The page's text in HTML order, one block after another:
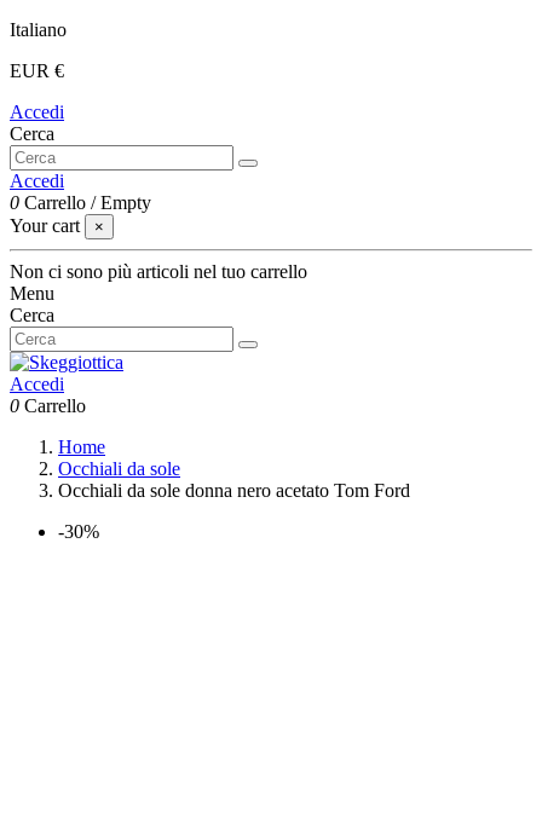
Italiano
EUR €
Accedi
Cerca
Accedi
0 Carrello /Empty
Your cart
×
Non ci sono più articoli nel tuo carrello
Menu
Cerca
Accedi
0 Carrello
Home
Occhiali da sole
Occhiali da sole donna nero acetato Tom Ford
-30%